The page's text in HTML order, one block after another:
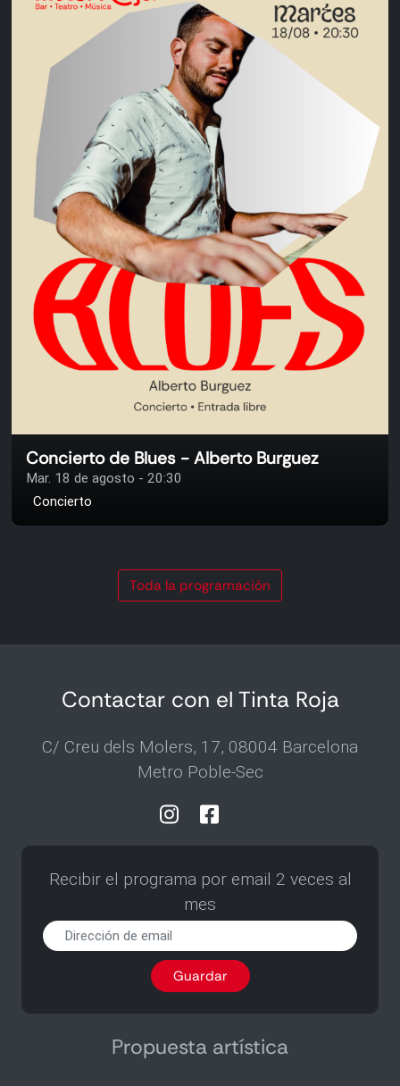
Concierto de Blues - Alberto Burguez
Mar. 18 de agosto - 20:30
Concierto
Toda la programación
Contactar con el Tinta Roja
C/ Creu dels Molers, 17, 08004 Barcelona
Metro Poble-Sec
Recibir el programa por email 2 veces al
mes
programa
por
al
Guardar
Propuesta artística